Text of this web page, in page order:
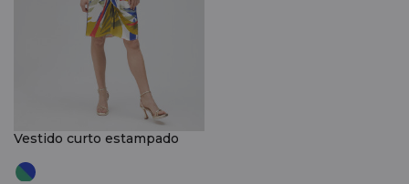
Vestido curto estampado